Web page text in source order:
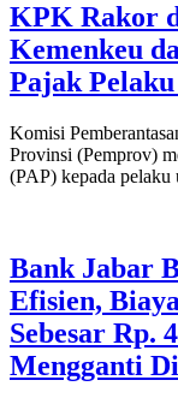
KPK Rakor
Kemenkeu
Pajak Pelaku
Komisi
Provinsi (Pemprov)
(PAP) kepada pelaku
Bank Jabar
Efisien,
Sebesar Rp.
Mengganti